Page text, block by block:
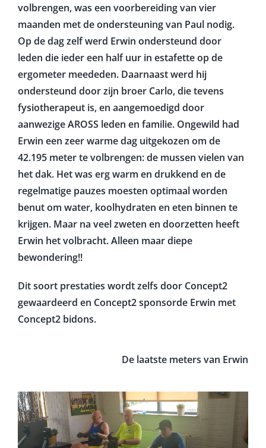
volbrengen, was een voorbereiding van vier
maanden met de ondersteuning van Paul nodig.
Op de dag zelf werd Erwin ondersteund door
leden die ieder een half uur in estafette op de
ergometer meededen. Daarnaast werd hij
ondersteund door zijn broer Carlo, die tevens
fysiotherapeut is, en aangemoedigd door
aanwezige AROSS leden en familie. Ongewild had
Erwin een zeer warme dag uitgekozen om de
42.195 meter te volbrengen: de mussen vielen van
het dak. Het was erg warm en drukkend en de
regelmatige pauzes moesten optimaal worden
benut om water, koolhydraten en eten binnen te
krijgen. Maar na veel zweten en doorzetten heeft
Erwin het volbracht. Alleen maar diepe
bewondering!!
Dit soort prestaties wordt zelfs door Concept2
gewaardeerd en Concept2 sponsorde Erwin met
Concept2 bidons.
De laatste meters van Erwin